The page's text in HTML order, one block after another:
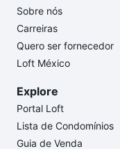
Sobre nós
Carreiras
Quero ser fornecedor
Loft México
Explore
Portal Loft
Lista de Condomínios
Guia de Venda